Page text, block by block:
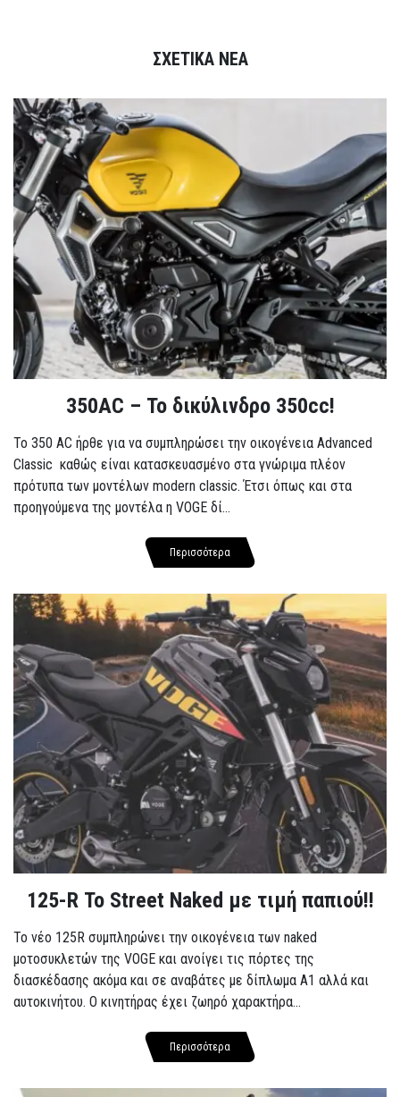
ΣΧΕΤΙΚΑ ΝΕΑ
350AC – Το δικύλινδρο 350cc!
To 350 AC ήρθε για να συμπληρώσει την οικογένεια Advanced
Classic καθώς είναι κατασκευασμένο στα γνώριμα πλέον
πρότυπα των μοντέλων modern classic. Έτσι όπως και στα
προηγούμενα της μοντέλα η VOGE δί...
Περισσότερα
125-R Το Street Naked με τιμή παπιού!!
Το νέο 125R συμπληρώνει την οικογένεια των naked
μοτοσυκλετών της VOGE και ανοίγει τις πόρτες της
διασκέδασης ακόμα και σε αναβάτες με δίπλωμα A1 αλλά και
αυτοκινήτου. Ο κινητήρας έχει ζωηρό χαρακτήρα...
Περισσότερα